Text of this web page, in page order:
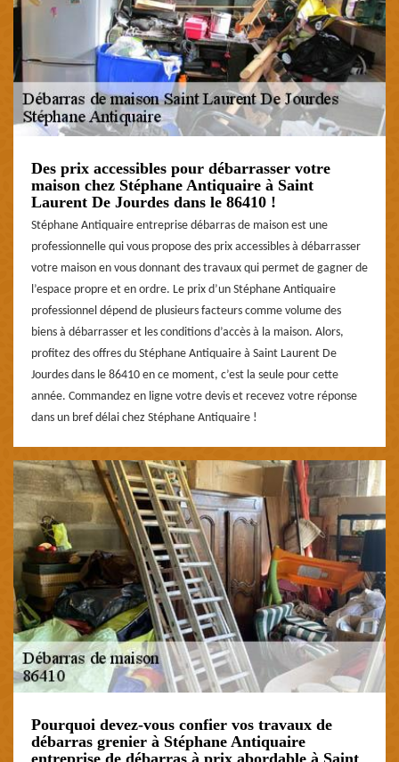
Des prix accessibles pour débarrasser votre
maison chez Stéphane Antiquaire à Saint
Laurent De Jourdes dans le 86410 !
Stéphane Antiquaire entreprise débarras de maison est une
professionnelle qui vous propose des prix accessibles à débarrasser
votre maison en vous donnant des travaux qui permet de gagner de
l’espace propre et en ordre. Le prix d’un Stéphane Antiquaire
professionnel dépend de plusieurs facteurs comme volume des
biens à débarrasser et les conditions d’accès à la maison. Alors,
profitez des offres du Stéphane Antiquaire à Saint Laurent De
Jourdes dans le 86410 en ce moment, c’est la seule pour cette
année. Commandez en ligne votre devis et recevez votre réponse
dans un bref délai chez Stéphane Antiquaire !
Pourquoi devez-vous confier vos travaux de
débarras grenier à Stéphane Antiquaire